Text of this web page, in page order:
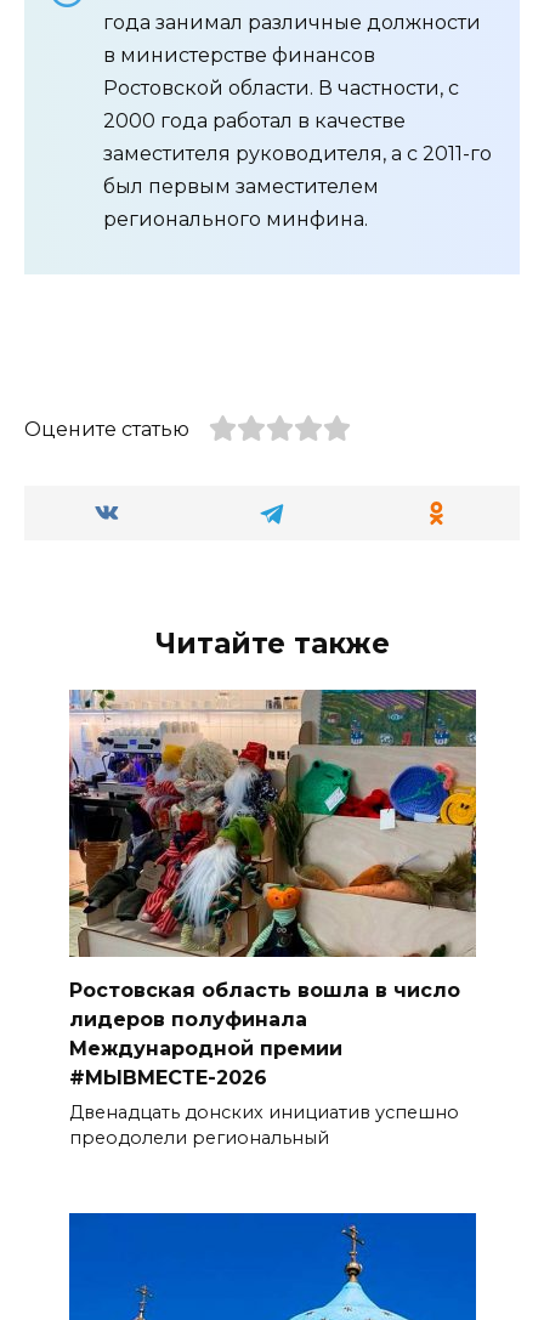
года занимал различные должности
в министерстве финансов
Ростовской области. В частности, с
2000 года работал в качестве
заместителя руководителя, а с 2011-го
был первым заместителем
регионального минфина.
Оцените статью
Читайте также
Ростовская область вошла в число
лидеров полуфинала
Международной премии
#МЫВМЕСТЕ-2026
Двенадцать донских инициатив успешно
преодолели региональный